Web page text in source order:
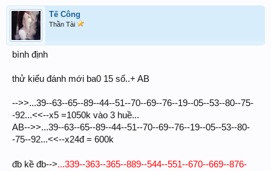
Tế Công
Thần Tài
bình định
thử kiểu đánh mới ba0 15 số..+ AB
-->>...39--63--65--89--44--51--70--69--76--19--05--53--80--75-
-92...<<--x5 =1050k vào 3 huề...
AB-->>...39--63--65--89--44--51--70--69--76--19--05--53--80-
-75--92...<<--x24đ = 600k
đb kề đb-->...339--363--365--889--544--551--670--669--876-